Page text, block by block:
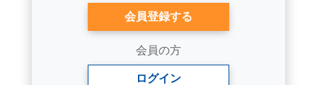
会員登録する
会員の方
ログイン